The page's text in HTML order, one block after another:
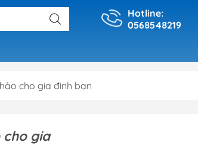
Hotline:
0568548219
cho gia đình bạn
cho gia